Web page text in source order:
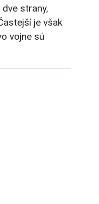
strany,
je však
vojne sú